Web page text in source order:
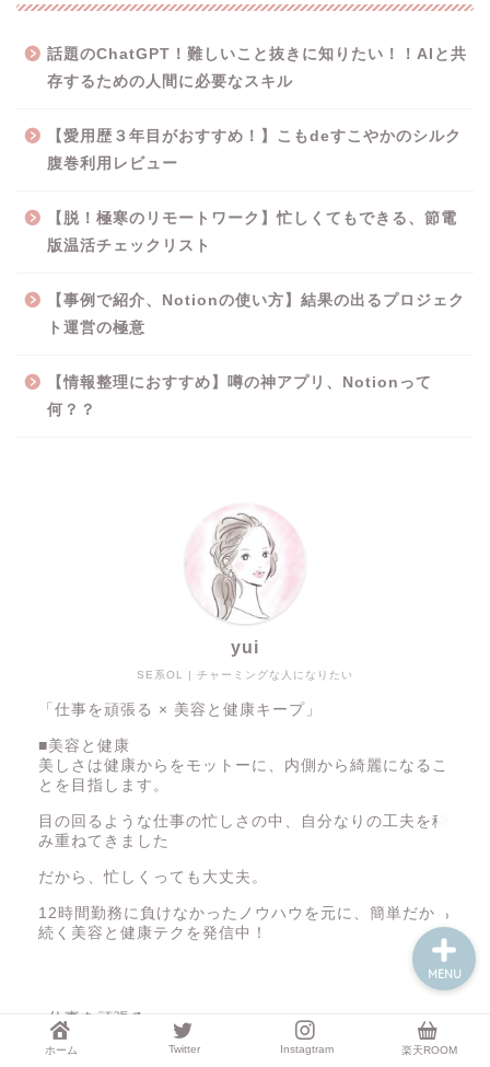
話題のChatGPT！難しいこと抜きに知りたい！！AIと共
存するための人間に必要なスキル
【愛用歴３年目がおすすめ！】こもdeすこやかのシルク
腹巻利用レビュー
【脱！極寒のリモートワーク】忙しくてもできる、節電
版温活チェックリスト
【事例で紹介、Notionの使い方】結果の出るプロジェク
ト運営の極意
【情報整理におすすめ】噂の神アプリ、Notionって
何？？
SE系OL | チャーミングな人になりたい
yui
「仕事を頑張る × 美容と健康キープ」
■美容と健康
美しさは健康からをモットーに、内側から綺麗になるこ
とを目指します。
目の回るような仕事の忙しさの中、自分なりの工夫を積
み重ねてきました
だから、忙しくっても大丈夫。
12時間勤務に負けなかったノウハウを元に、簡単だから
続く美容と健康テクを発信中！
■仕事を頑張る
ITどころかPCにさえ興味のない女子大生だった私。
ホーム Twitter Instagtram 楽天ROOM
MENU